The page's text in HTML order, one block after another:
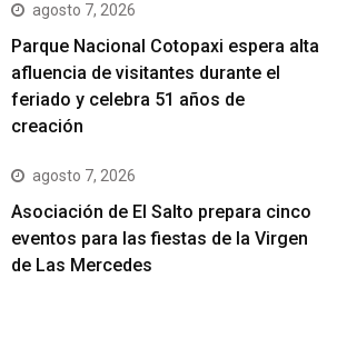
agosto 7, 2026
Parque Nacional Cotopaxi espera alta
afluencia de visitantes durante el
feriado y celebra 51 años de
creación
agosto 7, 2026
Asociación de El Salto prepara cinco
eventos para las fiestas de la Virgen
de Las Mercedes